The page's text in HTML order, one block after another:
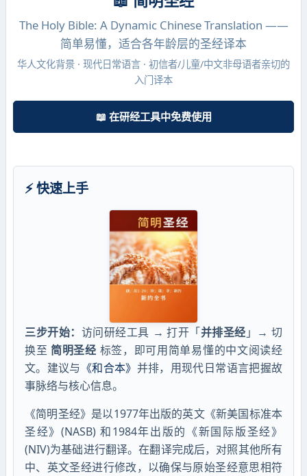
The Holy Bible: A Dynamic Chinese Translation ——
简单易懂，适合各年龄层的圣经译本
华人文化背景 · 现代日常语言 · 初信者/儿童/中文非母语者亲切的
入门译本
📖 在研经工具中免费使用
⚡ 快速上手
三步开始： 访问研经工具 → 打开「并排圣经 」→ 切
换至简明圣经 标签，即可用简单易懂的中文阅读经
文。建议与 《和合本》 并排，用现代日常语言把握故
事脉络与核心信息。
《简明圣经》是以1977年出版的英文《新美国标准本
圣经》(NASB) 和1984年出版的《新国际版圣经》
(NIV)为基础进行翻译。在翻译完成后，对照其他所有
中、英文圣经进行修改，以确保与原始圣经意思相符